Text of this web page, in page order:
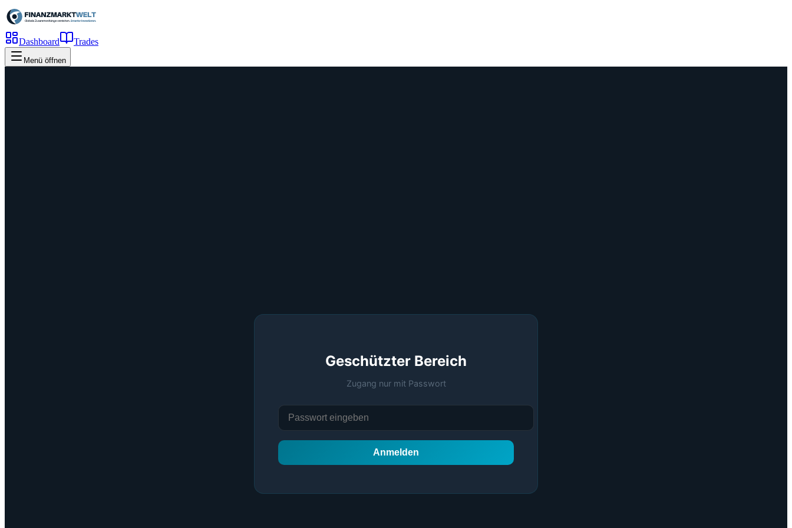
Dashboard Trades
Menü öffnen
Geschützter Bereich
Zugang nur mit Passwort
Anmelden